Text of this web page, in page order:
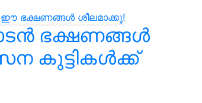
ഭക്ഷണങ്ങൾ
കുട്ടികൾക്ക്